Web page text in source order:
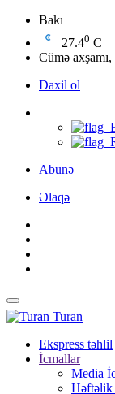
Bakı
27.40 C
Cümə
Daxil ol
Abunə
Əlaqə
Turan
Ekspress təhlil
İcmallar
Media
Həftəlik